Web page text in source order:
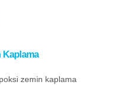
Kaplama
zemin kaplama